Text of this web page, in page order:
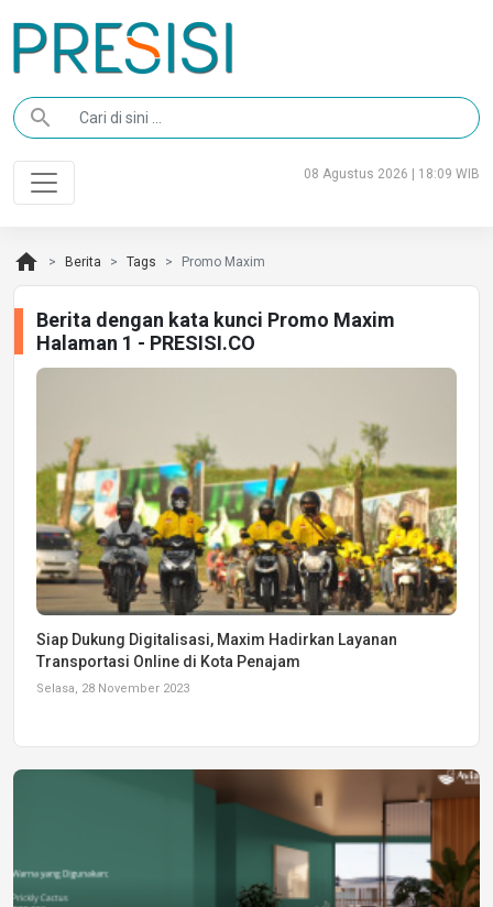
search
08 Agustus 2026 | 18:09 WIB
home Berita Tags Promo Maxim
Berita dengan kata kunci Promo Maxim
Halaman 1 - PRESISI.CO
Siap Dukung Digitalisasi, Maxim Hadirkan Layanan
Transportasi Online di Kota Penajam
Selasa, 28 November 2023